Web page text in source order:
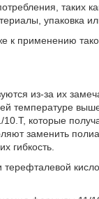
таких
упаковка
применению
из-за их
температуре
которые
заменить
гибкость.
терефталевой